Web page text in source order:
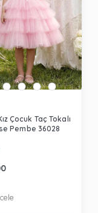
Çocuk Taç Tokalı
Pembe 36028